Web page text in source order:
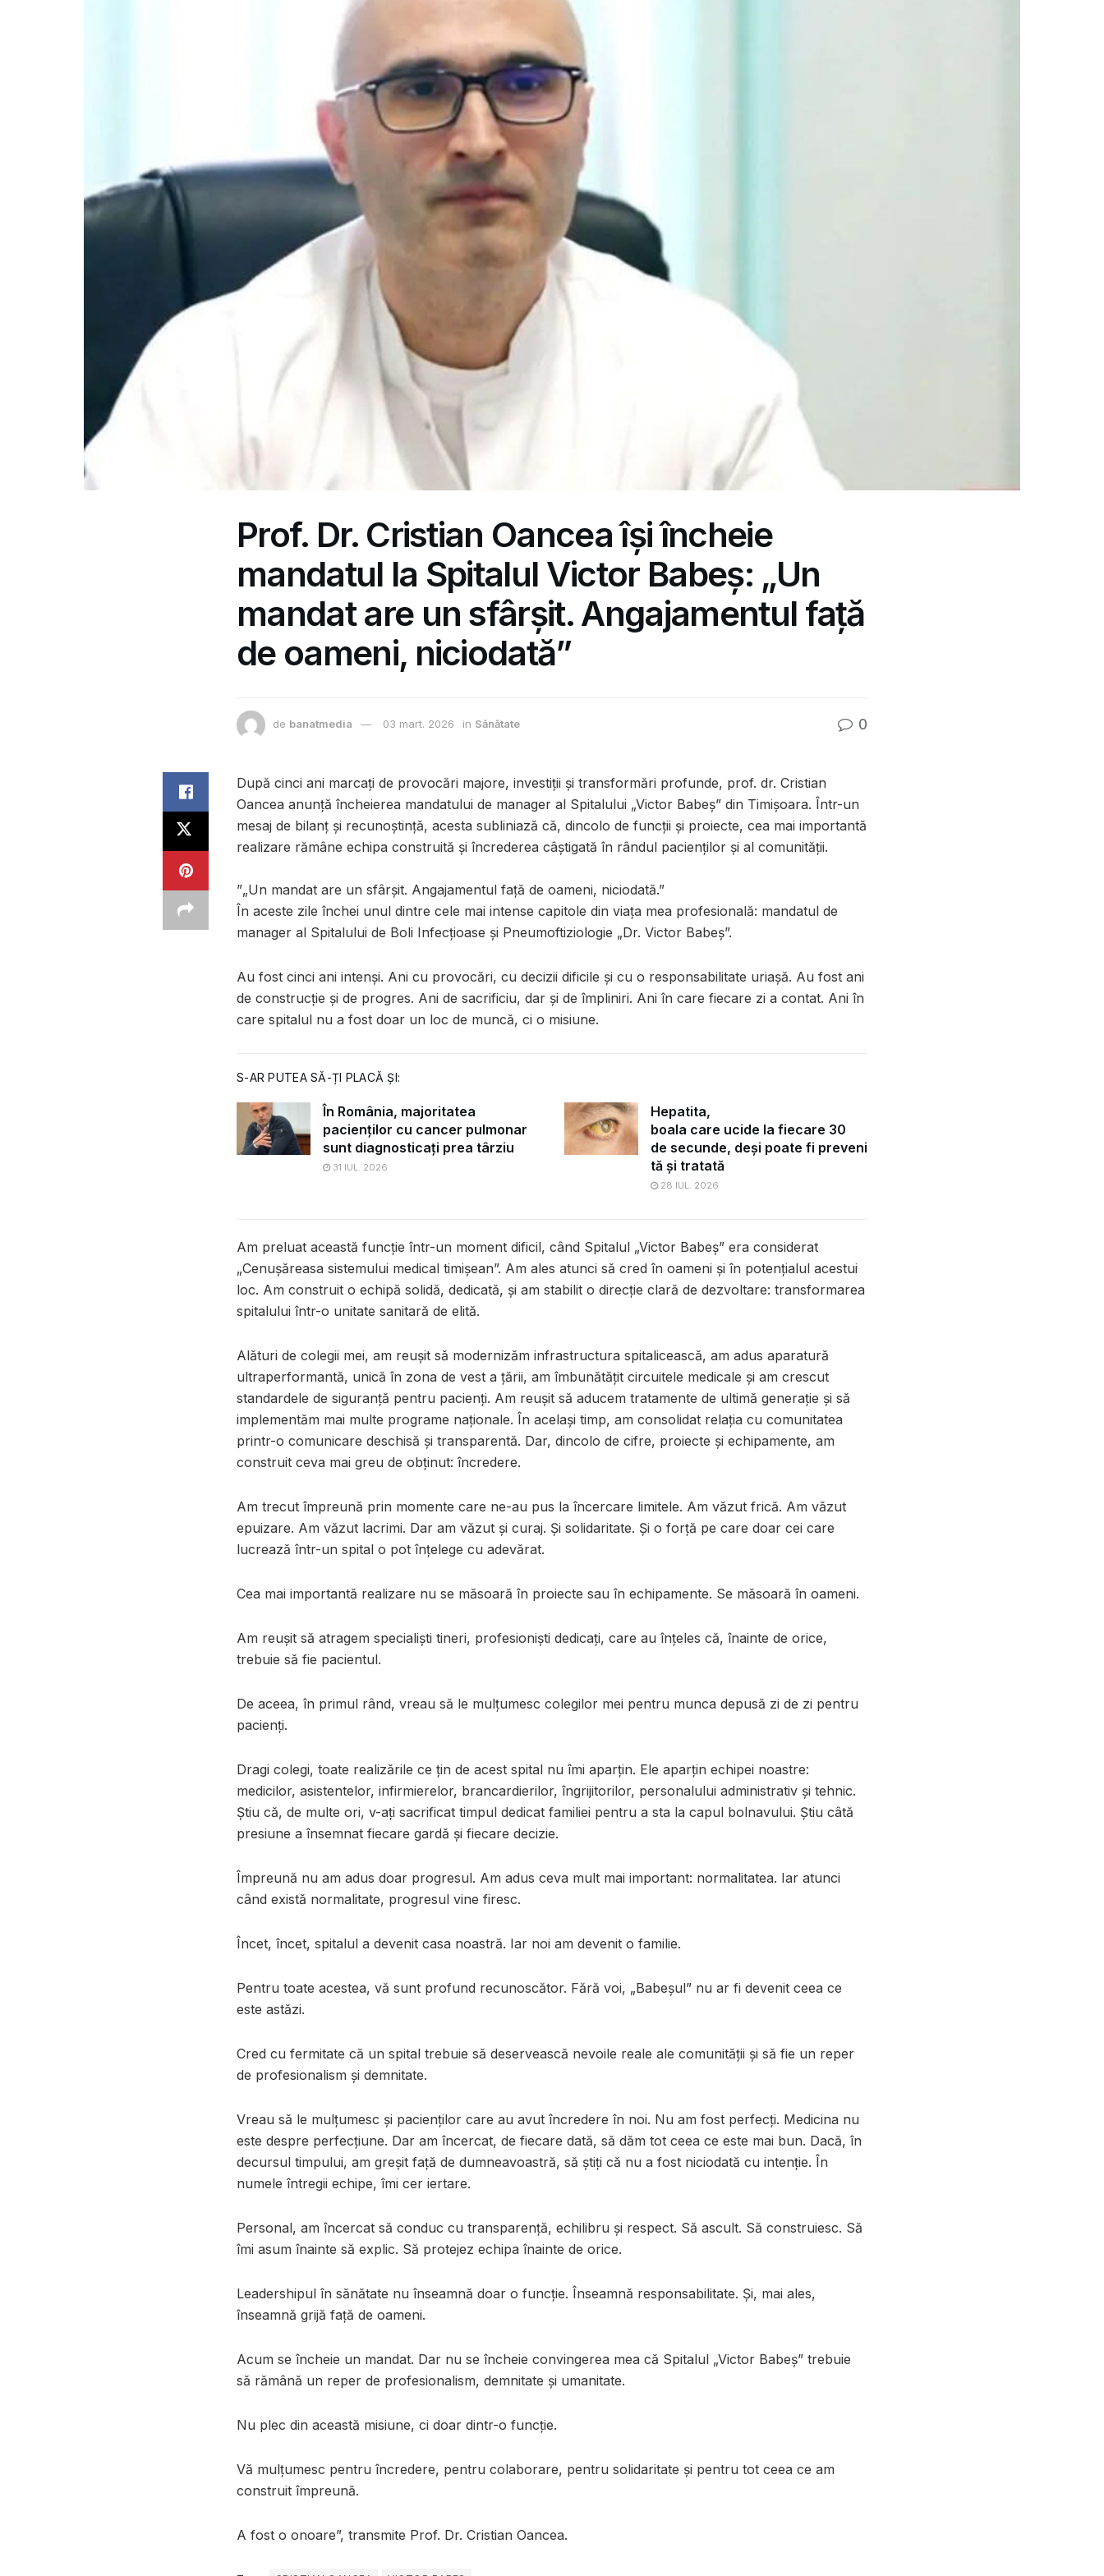
Prof. Dr. Cristian Oancea își încheie
mandatul la Spitalul Victor Babeș: „Un
mandat are un sfârșit. Angajamentul față
de oameni, niciodată”
de banatmedia 03 mart. 2026 in Sănătate 0
După cinci ani marcați de provocări majore, investiții și transformări profunde, prof. dr. Cristian
Oancea anunță încheierea mandatului de manager al Spitalului „Victor Babeș” din Timișoara. Într-un
mesaj de bilanț și recunoștință, acesta subliniază că, dincolo de funcții și proiecte, cea mai importantă
realizare rămâne echipa construită și încrederea câștigată în rândul pacienților și al comunității.
”„Un mandat are un sfârșit. Angajamentul față de oameni, niciodată.”
În aceste zile închei unul dintre cele mai intense capitole din viața mea profesională: mandatul de
manager al Spitalului de Boli Infecțioase și Pneumoftiziologie „Dr. Victor Babeș”.
Au fost cinci ani intenși. Ani cu provocări, cu decizii dificile și cu o responsabilitate uriașă. Au fost ani
de construcție și de progres. Ani de sacrificiu, dar și de împliniri. Ani în care fiecare zi a contat. Ani în
care spitalul nu a fost doar un loc de muncă, ci o misiune.
S-AR PUTEA SĂ-ȚI PLACĂ ȘI:
În România, majoritatea
pacienților cu cancer pulmonar
sunt diagnosticați prea târziu
31 IUL. 2026
Hepatita,
boala care ucide la fiecare 30
de secunde, deși poate fi preveni
tă și tratată
28 IUL. 2026
Am preluat această funcție într-un moment dificil, când Spitalul „Victor Babeș” era considerat
„Cenușăreasa sistemului medical timișean”. Am ales atunci să cred în oameni și în potențialul acestui
loc. Am construit o echipă solidă, dedicată, și am stabilit o direcție clară de dezvoltare: transformarea
spitalului într-o unitate sanitară de elită.
Alături de colegii mei, am reușit să modernizăm infrastructura spitalicească, am adus aparatură
ultraperformantă, unică în zona de vest a țării, am îmbunătățit circuitele medicale și am crescut
standardele de siguranță pentru pacienți. Am reușit să aducem tratamente de ultimă generație și să
implementăm mai multe programe naționale. În același timp, am consolidat relația cu comunitatea
printr-o comunicare deschisă și transparentă. Dar, dincolo de cifre, proiecte și echipamente, am
construit ceva mai greu de obținut: încredere.
Am trecut împreună prin momente care ne-au pus la încercare limitele. Am văzut frică. Am văzut
epuizare. Am văzut lacrimi. Dar am văzut și curaj. Și solidaritate. Și o forță pe care doar cei care
lucrează într-un spital o pot înțelege cu adevărat.
Cea mai importantă realizare nu se măsoară în proiecte sau în echipamente. Se măsoară în oameni.
Am reușit să atragem specialiști tineri, profesioniști dedicați, care au înțeles că, înainte de orice,
trebuie să fie pacientul.
De aceea, în primul rând, vreau să le mulțumesc colegilor mei pentru munca depusă zi de zi pentru
pacienți.
Dragi colegi, toate realizările ce țin de acest spital nu îmi aparțin. Ele aparțin echipei noastre:
medicilor, asistentelor, infirmierelor, brancardierilor, îngrijitorilor, personalului administrativ și tehnic.
Știu că, de multe ori, v-ați sacrificat timpul dedicat familiei pentru a sta la capul bolnavului. Știu câtă
presiune a însemnat fiecare gardă și fiecare decizie.
Împreună nu am adus doar progresul. Am adus ceva mult mai important: normalitatea. Iar atunci
când există normalitate, progresul vine firesc.
Încet, încet, spitalul a devenit casa noastră. Iar noi am devenit o familie.
Pentru toate acestea, vă sunt profund recunoscător. Fără voi, „Babeșul” nu ar fi devenit ceea ce
este astăzi.
Cred cu fermitate că un spital trebuie să deservească nevoile reale ale comunității și să fie un reper
de profesionalism și demnitate.
Vreau să le mulțumesc și pacienților care au avut încredere în noi. Nu am fost perfecți. Medicina nu
este despre perfecțiune. Dar am încercat, de fiecare dată, să dăm tot ceea ce este mai bun. Dacă, în
decursul timpului, am greșit față de dumneavoastră, să știți că nu a fost niciodată cu intenție. În
numele întregii echipe, îmi cer iertare.
Personal, am încercat să conduc cu transparență, echilibru și respect. Să ascult. Să construiesc. Să
îmi asum înainte să explic. Să protejez echipa înainte de orice.
Leadershipul în sănătate nu înseamnă doar o funcție. Înseamnă responsabilitate. Și, mai ales,
înseamnă grijă față de oameni.
Acum se încheie un mandat. Dar nu se încheie convingerea mea că Spitalul „Victor Babeș” trebuie
să rămână un reper de profesionalism, demnitate și umanitate.
Nu plec din această misiune, ci doar dintr-o funcție.
Vă mulțumesc pentru încredere, pentru colaborare, pentru solidaritate și pentru tot ceea ce am
construit împreună.
A fost o onoare”, transmite Prof. Dr. Cristian Oancea.